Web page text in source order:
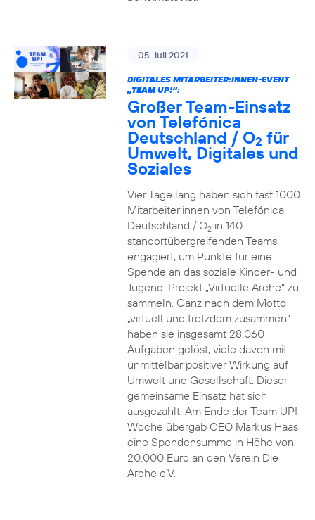
05. Juli 2021
DIGITALES MITARBEITER:INNEN-EVENT
„TEAM UP!“:
Großer Team-Einsatz
von Telefónica
Deutschland / O2 für
Umwelt, Digitales und
Soziales
Vier Tage lang haben sich fast 1000
Mitarbeiter:innen von Telefónica
Deutschland / O2in 140
standortübergreifenden Teams
engagiert, um Punkte für eine
Spende an das soziale Kinder- und
Jugend-Projekt „Virtuelle Arche“ zu
sammeln. Ganz nach dem Motto
„virtuell und trotzdem zusammen“
haben sie insgesamt 28.060
Aufgaben gelöst, viele davon mit
unmittelbar positiver Wirkung auf
Umwelt und Gesellschaft. Dieser
gemeinsame Einsatz hat sich
ausgezahlt: Am Ende der Team UP!
Woche übergab CEO Markus Haas
eine Spendensumme in Höhe von
20.000 Euro an den Verein Die
Arche e.V.